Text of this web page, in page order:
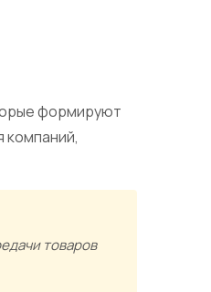
формируют
товаров